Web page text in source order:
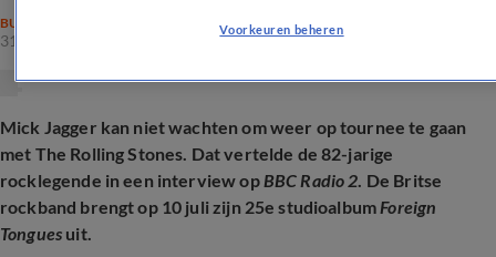
BUITENLAND
31 mei 2026, 17:21
Mick Jagger kan niet wachten om weer op tournee te gaan
met The Rolling Stones. Dat vertelde de 82-jarige
rocklegende in een interview opBBC Radio 2. De Britse
rockband brengt op 10 juli zijn 25e studioalbumForeign
Tongues uit.
Voorkeuren beheren